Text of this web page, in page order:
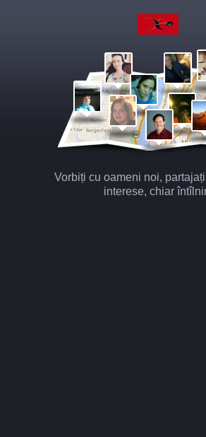
Vorbiți cu oameni noi,
interese, chiar